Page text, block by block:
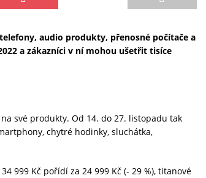
audio produkty, přenosné počítače a
a zákazníci v ní mohou ušetřit tisíce
své produkty. Od 14. do 27. listopadu tak
chytré hodinky, sluchátka,
999 Kč pořídí za 24 999 Kč (- 29 %), titanové